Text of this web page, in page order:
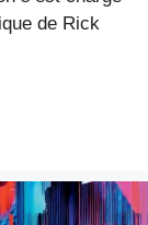
de Rick